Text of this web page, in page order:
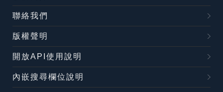
聯絡我們
版權聲明
開放API使用說明
內嵌搜尋欄位說明